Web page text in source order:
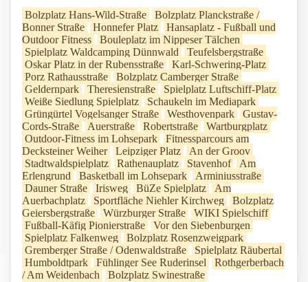
Bolzplatz Hans-Wild-Straße
Bolzplatz Planckstraße /
Bonner Straße
Honnefer Platz
Hansaplatz - Fußball und
Outdoor Fitness
Bouleplatz im Nippeser Tälchen
Spielplatz Waldcamping Dünnwald
Teufelsbergstraße
Oskar Platz in der Rubensstraße
Karl-Schwering-Platz
Porz Rathausstraße
Bolzplatz Camberger Straße
Geldernpark
Theresienstraße
Spielplatz Luftschiff-Platz
Weiße Siedlung Spielplatz
Schaukeln im Mediapark
Grüngürtel Vogelsanger Straße
Westhovenpark
Gustav-
Cords-Straße
Auerstraße Robertstraße
Wartburgplatz
Outdoor-Fitness im Lohsepark
Fitnessparcours am
Decksteiner Weiher
Leipziger Platz
An der Groov
Stadtwaldspielplatz
Rathenauplatz Stavenhof
Am
Erlengrund
Basketball im Lohsepark
Arminiusstraße
Dauner Straße
Irisweg BüZe Spielplatz
Am
Auerbachplatz
Sportfläche Niehler Kirchweg
Bolzplatz
Geiersbergstraße
Würzburger Straße
WIKI Spielschiff
Fußball-Käfig Pionierstraße
Vor den Siebenburgen
Spielplatz Falkenweg
Bolzplatz Rosenzweigpark
Gremberger Straße / Odenwaldstraße
Spielplatz Räubertal
Humboldtpark
Fühlinger See Ruderinsel
Rothgerberbach
/ Am Weidenbach
Bolzplatz Swinestraße